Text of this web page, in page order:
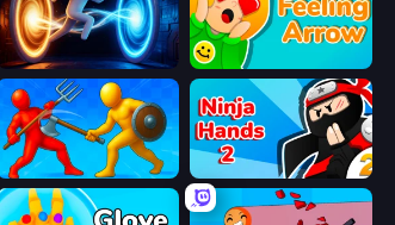
Portal Escape Feeling Arrow
Epic Sword Battle! Fight in Arena Ninja Hands 2